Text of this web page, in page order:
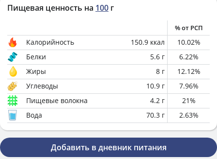
Пищевая ценность на 100 г
% от РСП
Калорийность 150.9 ккал 10.02%
Белки
5.6 г 6.22%
Жиры
8 г 12.12%
Углеводы
10.9 г 7.96%
Пищевые волокна
4.2 г 21%
Вода
70.3 г 2.63%
Добавить в дневник питания